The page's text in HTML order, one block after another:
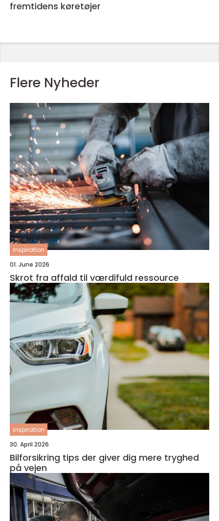
fremtidens køretøjer
Flere Nyheder
inspiration
01. June 2026
Skrot fra affald til værdifuld ressource
inspiration
30. April 2026
Bilforsikring tips der giver dig mere tryghed
på vejen